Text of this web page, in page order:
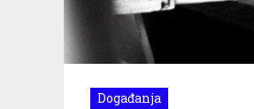
Događanja